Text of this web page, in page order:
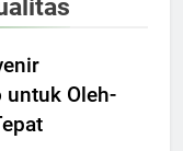
untuk Oleh-